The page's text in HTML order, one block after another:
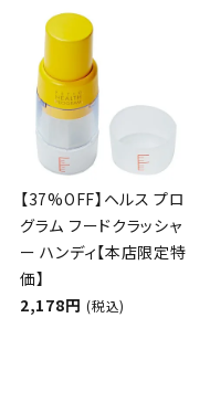
【37%OFF】ヘルス プロ
グラム フードクラッシャ
ー ハンディ【本店限定特
価】
2,178円 (税込)